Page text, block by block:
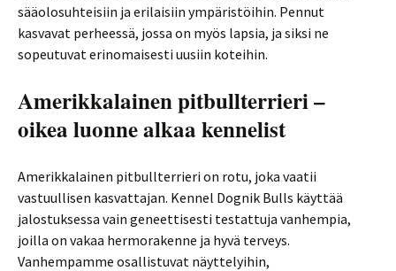
sääolosuhteisiin ja erilaisiin ympäristöihin. Pennut
kasvavat perheessä, jossa on myös lapsia, ja siksi ne
sopeutuvat erinomaisesti uusiin koteihin.
Amerikkalainen pitbullterrieri –
oikea luonne alkaa kennelist
Amerikkalainen pitbullterrieri on rotu, joka vaatii
vastuullisen kasvattajan. Kennel Dognik Bulls käyttää
jalostuksessa vain geneettisesti testattuja vanhempia,
joilla on vakaa hermorakenne ja hyvä terveys.
Vanhempamme osallistuvat näyttelyihin,